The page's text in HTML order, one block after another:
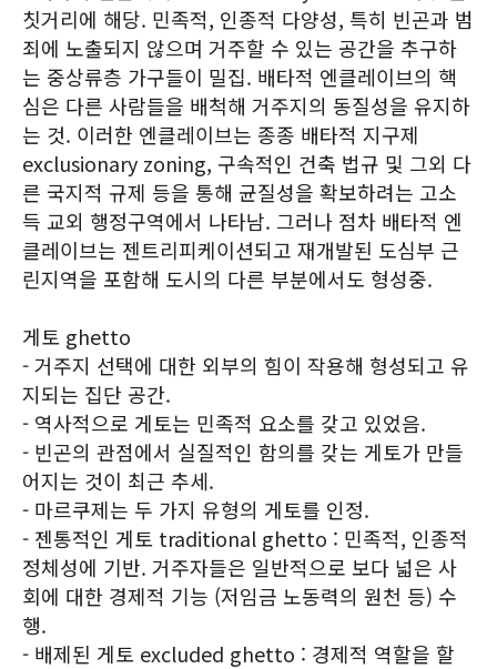
칫거리에 해당. 민족적, 인종적 다양성, 특히 빈곤과 범
죄에 노출되지 않으며 거주할 수 있는 공간을 추구하
는 중상류층 가구들이 밀집. 배타적 엔클레이브의 핵
심은 다른 사람들을 배척해 거주지의 동질성을 유지하
는 것. 이러한 엔클레이브는 종종 배타적 지구제
exclusionary zoning, 구속적인 건축 법규 및 그외 다
른 국지적 규제 등을 통해 균질성을 확보하려는 고소
득 교외 행정구역에서 나타남. 그러나 점차 배타적 엔
클레이브는 젠트리피케이션되고 재개발된 도심부 근
린지역을 포함해 도시의 다른 부분에서도 형성중.
게토 ghetto
- 거주지 선택에 대한 외부의 힘이 작용해 형성되고 유
지되는 집단 공간.
- 역사적으로 게토는 민족적 요소를 갖고 있었음.
- 빈곤의 관점에서 실질적인 함의를 갖는 게토가 만들
어지는 것이 최근 추세.
- 마르쿠제는 두 가지 유형의 게토를 인정.
- 젠통적인 게토 traditional ghetto : 민족적, 인종적
정체성에 기반. 거주자들은 일반적으로 보다 넓은 사
회에 대한 경제적 기능 (저임금 노동력의 원천 등) 수
행.
- 배제된 게토 excluded ghetto : 경제적 역할을 할